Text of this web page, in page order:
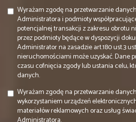
Wyrażam zgodę na przetwarzanie
Administratora i podmioty
potencjalnej transakcji z zakresu obrotu
przez podmioty będące w dyspozycji
Administrator na zasadzie art.180 ust.3
nieruchomościami może uzyskać. Dane
czasu cofnięcia zgody lub ustania celu,
danych.
Wyrażam zgodę na przetwarzanie
wykorzystaniem urządzeń
materiałów reklamowych oraz usług